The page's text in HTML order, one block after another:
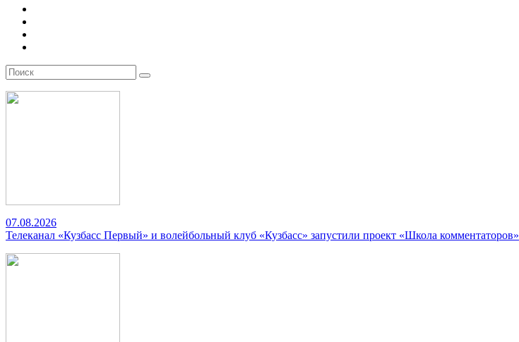
07.08.2026
Телеканал «Кузбасс Первый» и волейбольный клуб «Кузбасс» запустили проект «Школа комментаторов»